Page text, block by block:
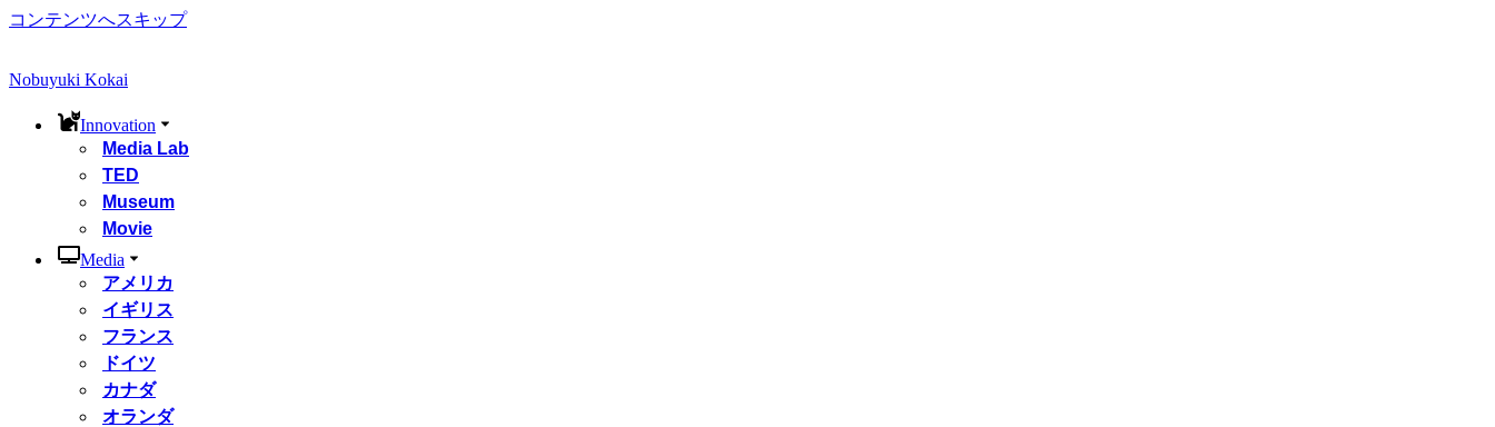
コンテンツへスキップ
Nobuyuki Kokai
Innovation
Media Lab
TED
Museum
Movie
Media
アメリカ
イギリス
フランス
ドイツ
カナダ
オランダ